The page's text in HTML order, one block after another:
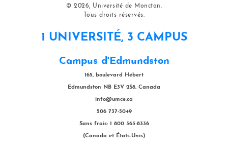
© 2026, Université de Moncton.
Tous droits réservés.
1 UNIVERSITÉ, 3 CAMPUS
Campus d'Edmundston
165, boulevard Hébert
Edmundston NB E3V 2S8, Canada
info@umce.ca
506 737-5049
Sans frais: 1 800 363-8336
(Canada et États-Unis)